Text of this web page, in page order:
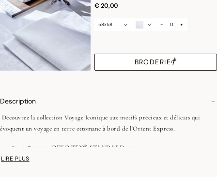
€ 20,00
58x58 - +
BRODERIE
Description
Découvrez la collection Voyage Iconique aux motifs précieux et délicats qui
évoquent un voyage en terre ottomane à bord de l'Orient Express.
100% coton, OEKO-TEX® STANDARD 100
Fils peignés, longues fibres
LIRE PLUS